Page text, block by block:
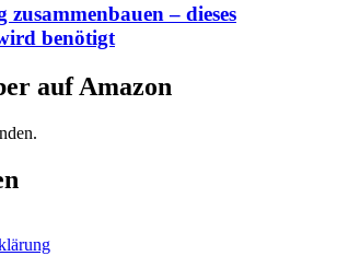
– dieses
benötigt
auf Amazon